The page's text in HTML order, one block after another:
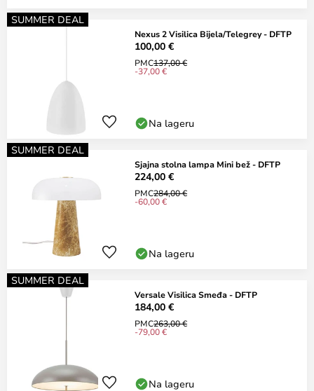
SUMMER DEAL
Nexus 2 Visilica Bijela/Telegrey - DFTP
100,00 €
PMC137,00 €
-37,00 €
Na lageru
SUMMER DEAL
Sjajna stolna lampa Mini bež - DFTP
224,00 €
PMC284,00 €
-60,00 €
Na lageru
SUMMER DEAL
Versale Visilica Smeđa - DFTP
184,00 €
PMC263,00 €
-79,00 €
Na lageru